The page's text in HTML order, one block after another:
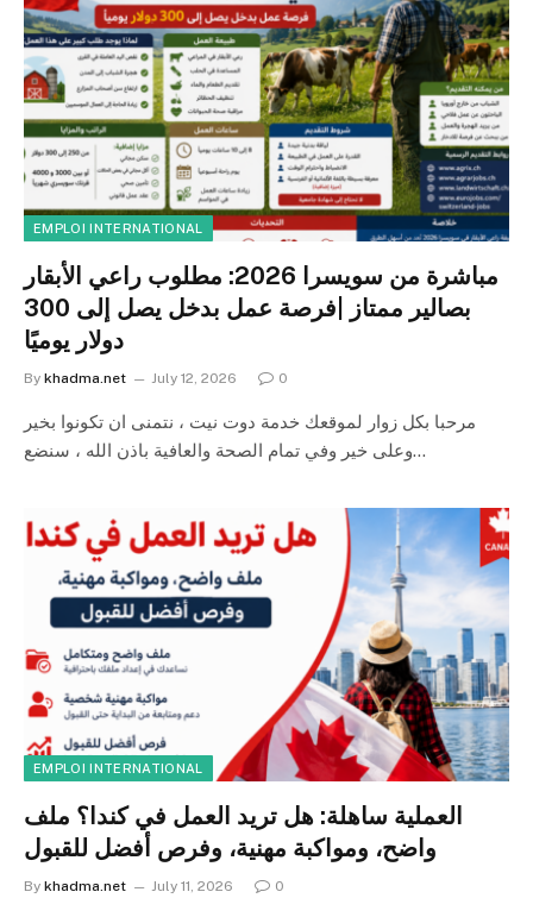
EMPLOI INTERNATIONAL
مباشرة من سويسرا 2026: مطلوب راعي الأبقار
بصالير ممتاز |فرصة عمل بدخل يصل إلى 300
دولار يوميًا
By khadma.net July 12, 2026 0
مرحبا بكل زوار لموقعك خدمة دوت نيت ، نتمنى ان تكونوا بخير
وعلى خير وفي تمام الصحة والعافية باذن الله ، سنضع…
EMPLOI INTERNATIONAL
العملية ساهلة: هل تريد العمل في كندا؟ ملف
واضح، ومواكبة مهنية، وفرص أفضل للقبول
By khadma.net July 11, 2026 0